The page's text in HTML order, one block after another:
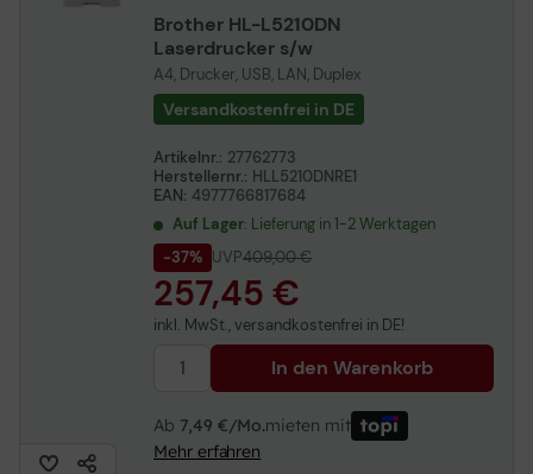
Brother HL-L5210DN
Laserdrucker s/w
A4, Drucker, USB, LAN, Duplex
Versandkostenfrei in DE
Artikelnr.: 27762773
Herstellernr.: HLL5210DNRE1
EAN: 4977766817684
Auf Lager: Lieferung in 1-2 Werktagen
-37% UVP409,00 €
257,45 €
inkl. MwSt., versandkostenfrei in DE!
In den Warenkorb
Ab 7,49 €/Mo.mieten mit
Mehr erfahren